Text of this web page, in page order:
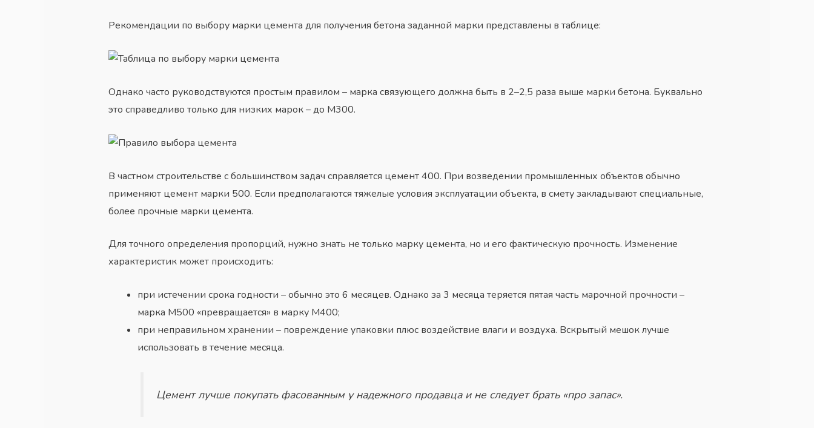
Рекомендации по выбору марки цемента для получения бетона заданной марки представлены в таблице:
Однако часто руководствуются простым правилом – марка связующего должна быть в 2–2,5 раза выше марки бетона. Буквально
это справедливо только для низких марок – до М300.
В частном строительстве с большинством задач справляется цемент 400. При возведении промышленных объектов обычно
применяют цемент марки 500. Если предполагаются тяжелые условия эксплуатации объекта, в смету закладывают специальные,
более прочные марки цемента.
Для точного определения пропорций, нужно знать не только марку цемента, но и его фактическую прочность. Изменение
характеристик может происходить:
при истечении срока годности – обычно это 6 месяцев. Однако за 3 месяца теряется пятая часть марочной прочности –
марка М500 «превращается» в марку М400;
при неправильном хранении – повреждение упаковки плюс воздействие влаги и воздуха. Вскрытый мешок лучше
использовать в течение месяца.
Цемент лучше покупать фасованным у надежного продавца и не следует брать «про запас».